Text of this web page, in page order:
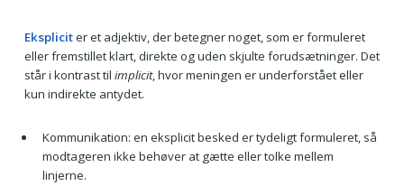
Ekspliciter et adjektiv, der betegner noget, som er formuleret
eller fremstillet klart, direkte og uden skjulte forudsætninger. Det
står i kontrast til implicit, hvor meningen er underforstået eller
kun indirekte antydet.
Kommunikation: en eksplicit besked er tydeligt formuleret, så
modtageren ikke behøver at gætte eller tolke mellem
linjerne.